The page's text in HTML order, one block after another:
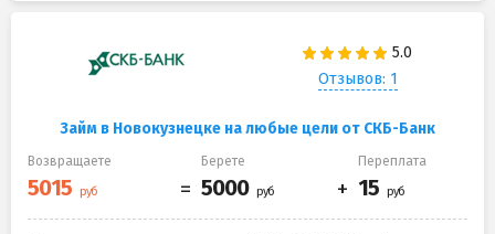
Отзывов: 1
Займ в Новокузнецке на любые цели от СКБ-Банк
Возвращаете Берете Переплата